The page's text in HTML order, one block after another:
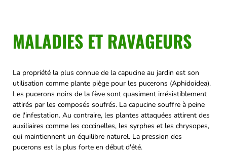
MALADIES ET RAVAGEURS
La propriété la plus connue de la capucine au jardin est son
utilisation comme plante piège pour les pucerons (Aphidoidea).
Les pucerons noirs de la fève sont quasiment irrésistiblement
attirés par les composés soufrés. La capucine souffre à peine
de l'infestation. Au contraire, les plantes attaquées attirent des
auxiliaires comme les coccinelles, les syrphes et les chrysopes,
qui maintiennent un équilibre naturel. La pression des
pucerons est la plus forte en début d'été.